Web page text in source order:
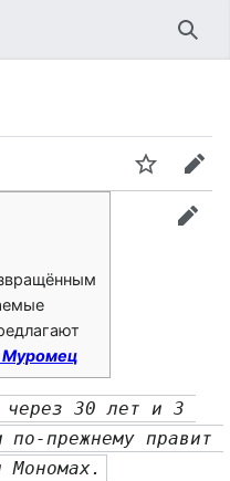
Муромец
через 30 лет и 3
прежнему правит
Мономах.